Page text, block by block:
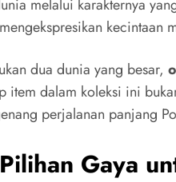
melalui karakternya
kecintaan
dua dunia yang besar,
item dalam koleksi ini
perjalanan panjang
Gaya